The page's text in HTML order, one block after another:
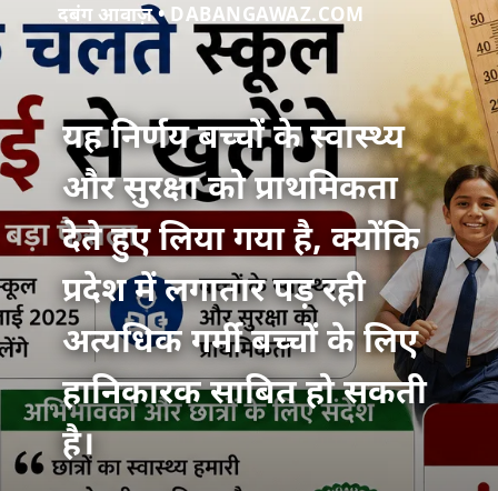
दबंग आवाज़ • DABANGAWAZ.COM
यह निर्णय बच्चों के स्वास्थ्य
और सुरक्षा को प्राथमिकता
देते हुए लिया गया है, क्योंकि
प्रदेश में लगातार पड़ रही
अत्यधिक गर्मी बच्चों के लिए
हानिकारक साबित हो सकती
है।